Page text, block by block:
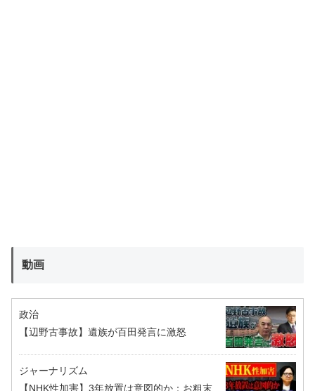
動画
政治
【辺野古事故】遺族が百田発言に激怒
ジャーナリズム
【NHK性加害】3年放置は意図的か：お粗末